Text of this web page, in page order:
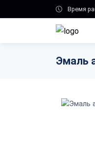
Skip to main contentВремя
Эмаль